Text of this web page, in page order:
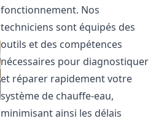
fonctionnement. Nos
techniciens sont équipés des
outils et des compétences
nécessaires pour diagnostiquer
et réparer rapidement votre
système de chauffe-eau,
minimisant ainsi les délais